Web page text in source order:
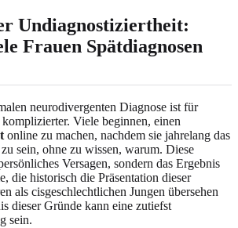
Undiagnostiziertheit:
Frauen Spätdiagnosen
neurodivergenten Diagnose ist für
Viele beginnen, einen
online zu machen, nachdem sie jahrelang das
sein, ohne zu wissen, warum. Diese
Versagen, sondern das Ergebnis
die historisch die Präsentation dieser
als cisgeschlechtlichen Jungen übersehen
dieser Gründe kann eine zutiefst
sein.